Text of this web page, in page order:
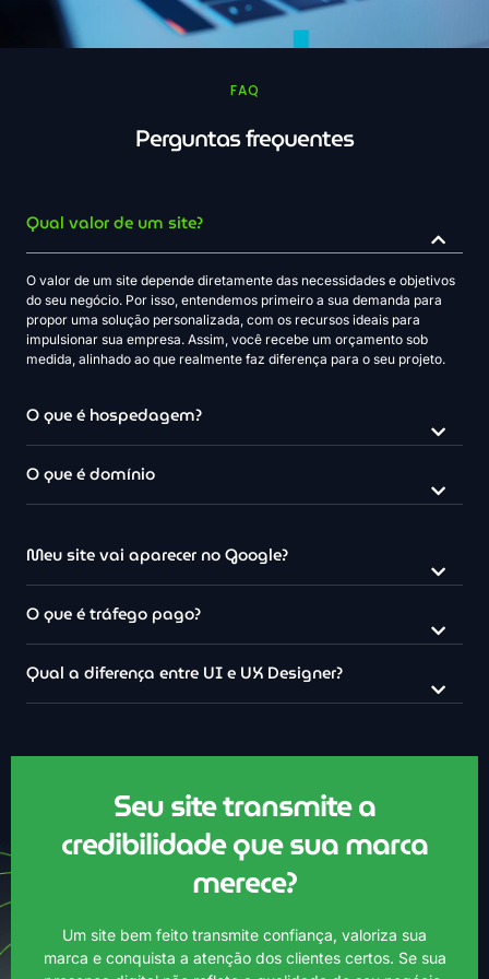
FAQ
Perguntas frequentes
Qual valor de um site?
O valor de um site depende diretamente das necessidades e objetivos
do seu negócio. Por isso, entendemos primeiro a sua demanda para
propor uma solução personalizada, com os recursos ideais para
impulsionar sua empresa. Assim, você recebe um orçamento sob
medida, alinhado ao que realmente faz diferença para o seu projeto.
O que é hospedagem?
O que é domínio
Meu site vai aparecer no Google?
O que é tráfego pago?
Qual a diferença entre UI e UX Designer?
Seu site transmite a
credibilidade que sua marca
merece?
Um site bem feito transmite confiança, valoriza sua
marca e conquista a atenção dos clientes certos. Se sua
Online agora